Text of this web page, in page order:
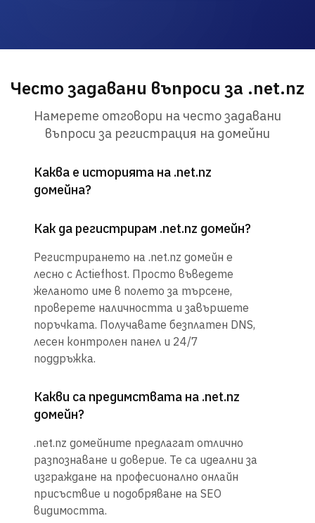
Често задавани въпроси за .net.nz
Намерете отговори на често задавани
въпроси за регистрация на домейни
Каква е историята на .net.nz
домейна?
Как да регистрирам .net.nz домейн?
Регистрирането на .net.nz домейн е
лесно с Actiefhost. Просто въведете
желаното име в полето за търсене,
проверете наличността и завършете
поръчката. Получавате безплатен DNS,
лесен контролен панел и 24/7
поддръжка.
Какви са предимствата на .net.nz
домейн?
.net.nz домейните предлагат отлично
разпознаване и доверие. Те са идеални за
изграждане на професионално онлайн
присъствие и подобряване на SEO
видимостта.